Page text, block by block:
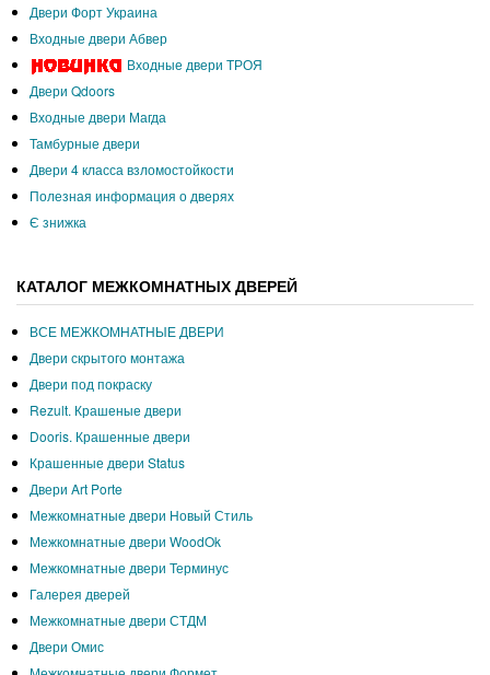
Двери Форт Украина
Входные двери Абвер
Входные двери ТРОЯ
Двери Qdoors
Входные двери Магда
Тамбурные двери
Двери 4 класса взломостойкости
Полезная информация о дверях
Є знижка
КАТАЛОГ МЕЖКОМНАТНЫХ ДВЕРЕЙ
ВСЕ МЕЖКОМНАТНЫЕ ДВЕРИ
Двери скрытого монтажа
Двери под покраску
Rezult. Крашеные двери
Dooris. Крашенные двери
Крашенные двери Status
Двери Art Porte
Межкомнатные двери Новый Стиль
Межкомнатные двери WoodOk
Межкомнатные двери Терминус
Галерея дверей
Межкомнатные двери СТДМ
Двери Омис